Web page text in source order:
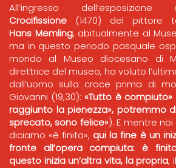
All’ingresso
Crocifissione (1470) del pittore
Hans Memling, abitualmente al
ma in questo periodo pasquale
mondo al Museo diocesano di
direttrice del museo, ha voluto
dall’uomo sulla croce prima di
Giovanni (19,30):«Tutto è compiuto»
raggiunto la pienezza», potremmo
sprecato, sono felice»). E mentre
diciamo «è finita», qui la fine è un
fronte all’opera compiuta: è
questo inizia un’altra vita, la propria,